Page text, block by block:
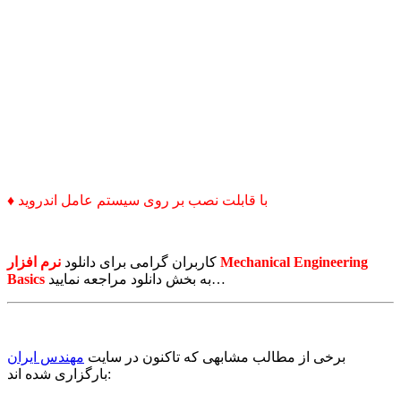
♦ با قابلت نصب بر روی سیستم عامل اندروید
کاربران گرامی برای دانلود نرم افزار Mechanical Engineering
Basics
به بخش دانلود مراجعه نمایید…
برخی از مطالب مشابهی که تاکنون در سایت مهندس ایران
بارگزاری شده اند: